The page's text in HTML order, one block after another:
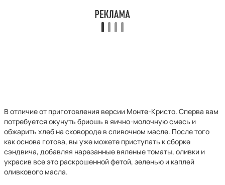
В отличие от приготовления версии Монте-Кристо. Сперва вам
потребуется окунуть бриошь в яично-молочную смесь и
обжарить хлеб на сковороде в сливочном масле. После того
как основа готова, вы уже можете приступать к сборке
сэндвича, добавляя нарезанные вяленые томаты, оливки и
украсив все это раскрошенной фетой, зеленью и каплей
оливкового масла.